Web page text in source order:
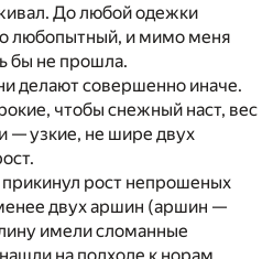
До любой одежки
любопытный, и мимо меня
бы не прошла.
делают совершенно иначе.
чтобы снежный наст, вес
— узкие, не шире двух
рост непрошеных
двух аршин (аршин —
имели сломанные
на подходе к норам